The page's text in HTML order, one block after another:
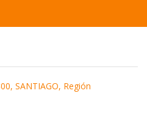
SANTIAGO, Región